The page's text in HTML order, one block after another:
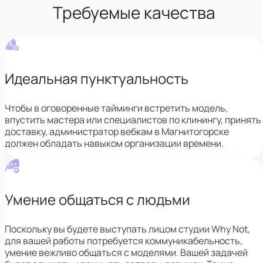
Требуемые качества
Идеальная пунктуальность
Чтобы в оговоренные тайминги встретить модель,
впустить мастера или специалистов по клинингу, принять
доставку,администратор вебкам в Магнитогорске
должен обладать навыком организации времени.
Умение общаться с людьми
Поскольку вы будете выступать лицом студии Why Not,
для вашей работы потребуется коммуникабельность,
умение вежливо общаться с моделями. Вашей задачей